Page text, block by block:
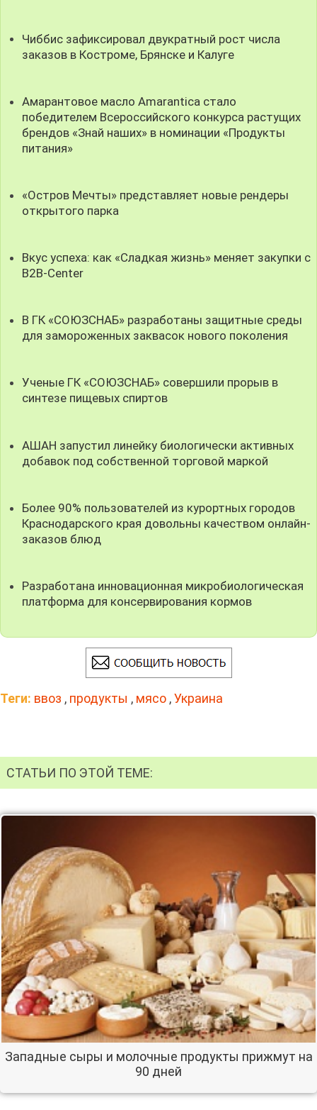
Чиббис зафиксировал двукратный рост числа
заказов в Костроме, Брянске и Калуге
Амарантовое масло Amarantica стало
победителем Всероссийского конкурса растущих
брендов «Знай наших» в номинации «Продукты
питания»
«Остров Мечты» представляет новые рендеры
открытого парка
Вкус успеха: как «Сладкая жизнь» меняет закупки с
B2B-Center
В ГК «СОЮЗСНАБ» разработаны защитные среды
для замороженных заквасок нового поколения
Ученые ГК «СОЮЗСНАБ» совершили прорыв в
синтезе пищевых спиртов
АШАН запустил линейку биологически активных
добавок под собственной торговой маркой
Более 90% пользователей из курортных городов
Краснодарского края довольны качеством онлайн-
заказов блюд
Разработана инновационная микробиологическая
платформа для консервирования кормов
Теги: ввоз , продукты , мясо ,Украина
СТАТЬИ ПО ЭТОЙ ТЕМЕ:
Западные сыры и молочные продукты прижмут на
90 дней